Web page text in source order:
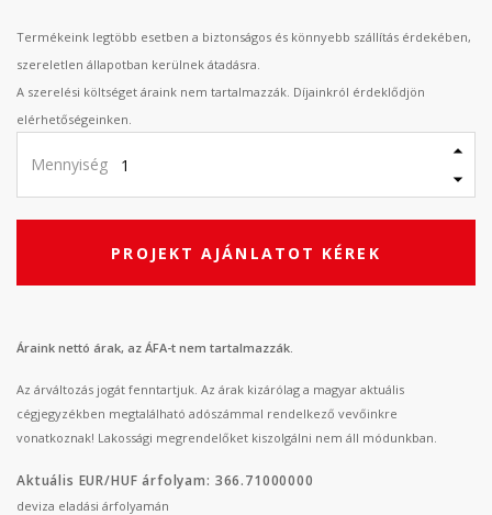
Termékeink legtöbb esetben a biztonságos és könnyebb szállítás érdekében,
szereletlen állapotban kerülnek átadásra.
A szerelési költséget áraink nem tartalmazzák. Díjainkról érdeklődjön
elérhetőségeinken.
Mennyiség
PROJEKT AJÁNLATOT KÉREK
Áraink nettó árak, az ÁFA-t nem tartalmazzák.
Az árváltozás jogát fenntartjuk. Az árak kizárólag a magyar aktuális
cégjegyzékben megtalálható adószámmal rendelkező vevőinkre
vonatkoznak! Lakossági megrendelőket kiszolgálni nem áll módunkban.
Aktuális EUR/HUF árfolyam: 366.71000000
deviza eladási árfolyamán